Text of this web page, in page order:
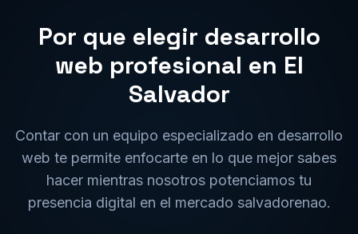
Por que elegir desarrollo
web profesional en El
Salvador
Contar con un equipo especializado en desarrollo
web te permite enfocarte en lo que mejor sabes
hacer mientras nosotros potenciamos tu
presencia digital en el mercado salvadorenao.